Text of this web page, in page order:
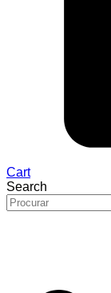
Cart
Search